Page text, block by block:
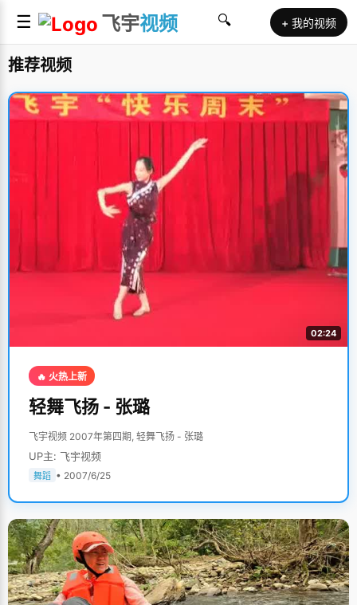
☰ 飞宇视频 🔍 + 我的视频
推荐视频
02:24
🔥 火热上新
轻舞飞扬 - 张璐
飞宇视频 2007年第四期, 轻舞飞扬 - 张璐
UP主: 飞宇视频
舞蹈 • 2007/6/25